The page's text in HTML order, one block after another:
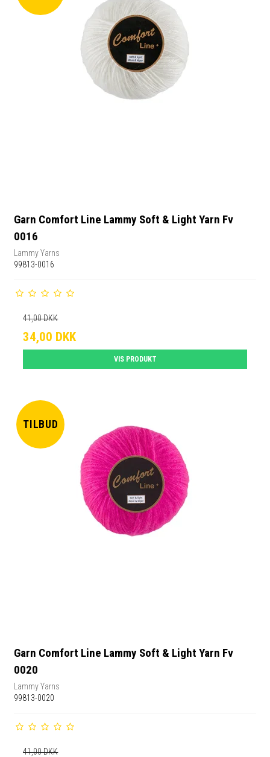
Garn Comfort Line Lammy Soft & Light Yarn Fv
0016
Lammy Yarns
99813-0016
41,00 DKK
34,00 DKK
VIS PRODUKT
TILBUD
Garn Comfort Line Lammy Soft & Light Yarn Fv
0020
Lammy Yarns
99813-0020
41,00 DKK